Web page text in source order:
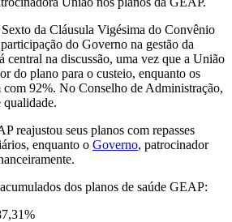
da Cláusula Vigésima do Convênio
do Governo na gestão da
central na discussão, uma vez que a União
do plano para o custeio, enquanto os
92%. No Conselho de Administração,
reajustou seus planos com repasses
enquanto o Governo, patrocinador
dos planos de saúde GEAP: